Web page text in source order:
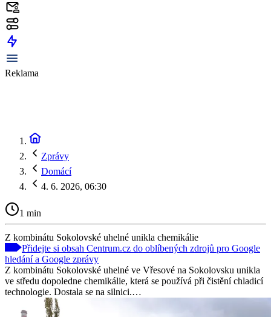
Reklama
Zprávy
Domácí
4. 6. 2026, 06:30
1 min
Z kombinátu Sokolovské uhelné unikla chemikálie
Přidejte si obsah Centrum.cz do oblíbených zdrojů pro Google
hledání a Google zprávy
Z kombinátu Sokolovské uhelné ve Vřesové na Sokolovsku unikla
ve středu dopoledne chemikálie, která se používá při čistění chladicí
technologie. Dostala se na silnici.…